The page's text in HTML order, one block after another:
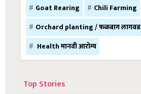
Goat Rearing
Chili Farming
Orchard planting / फळबाग लागवड
Health मानवी आरोग्य
Top Stories